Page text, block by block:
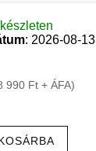
készleten
: 2026-08-13
990 Ft + ÁFA)